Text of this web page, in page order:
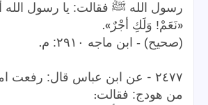
رسول الله ﷺ فقالت: يا رسول الله
«نَعَمْ! وَلَكِ أجْرٌ ».
(صحيح) - ابن ماجه ٢٩١٠: م .
٢٤٧٧ - عن ابن عباس قال: رفعت
من هودج: فقالت: